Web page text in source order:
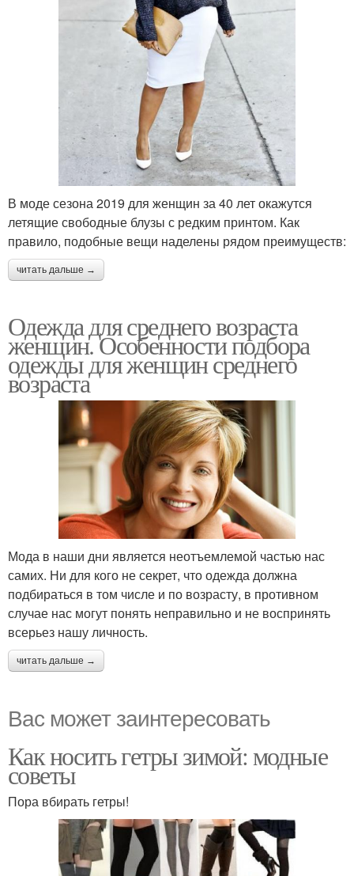
В моде сезона 2019 для женщин за 40 лет окажутся
летящие свободные блузы с редким принтом. Как
правило, подобные вещи наделены рядом преимуществ:
читать дальше →
Одежда для среднего возраста
женщин. Особенности подбора
одежды для женщин среднего
возраста
Мода в наши дни является неотъемлемой частью нас
самих. Ни для кого не секрет, что одежда должна
подбираться в том числе и по возрасту, в противном
случае нас могут понять неправильно и не воспринять
всерьез нашу личность.
читать дальше →
Вас может заинтересовать
Как носить гетры зимой: модные
советы
Пора вбирать гетры!